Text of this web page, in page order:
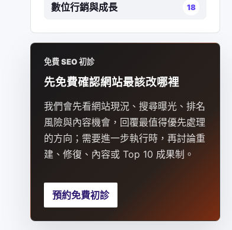
數位行銷與成長 18
免費 SEO 初診
先免費確認網站最該改哪裡
我們會先看網站現況、搜尋曝光、排名
風險與內容機會，回覆最值得優先處理
的方向；需要進一步執行時，再討論重
建、修復、內容或 Top 10 成果制。
預約免費初診